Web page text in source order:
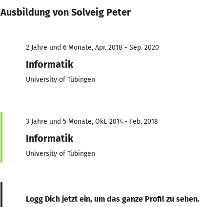
Ausbildung von Solveig Peter
2 Jahre und 6 Monate, Apr. 2018 - Sep. 2020
Informatik
University of Tübingen
3 Jahre und 5 Monate, Okt. 2014 - Feb. 2018
Informatik
University of Tübingen
Logg Dich jetzt ein, um das ganze Profil zu sehen.